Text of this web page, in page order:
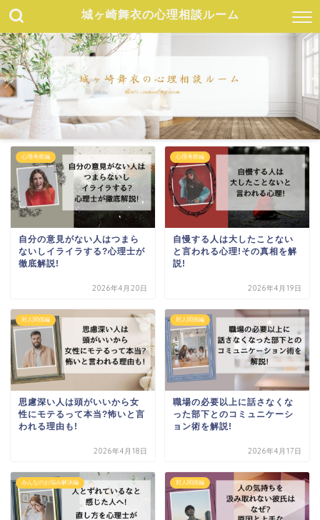
城ヶ崎舞衣の心理相談ルーム
心理考察編
自分の意見がない人はつまら
ないしイライラする?心理士が
徹底解説!
2026年4月20日
心理考察編
自慢する人は大したことない
と言われる心理!その真相を解
説!
2026年4月19日
対人関係編
思慮深い人は頭がいいから女
性にモテるって本当?怖いと言
われる理由も!
2026年4月18日
対人関係編
職場の必要以上に話さなくな
った部下とのコミュニケーシ
ョン術を解説!
2026年4月17日
みんなのお悩み解決編 対人関係編